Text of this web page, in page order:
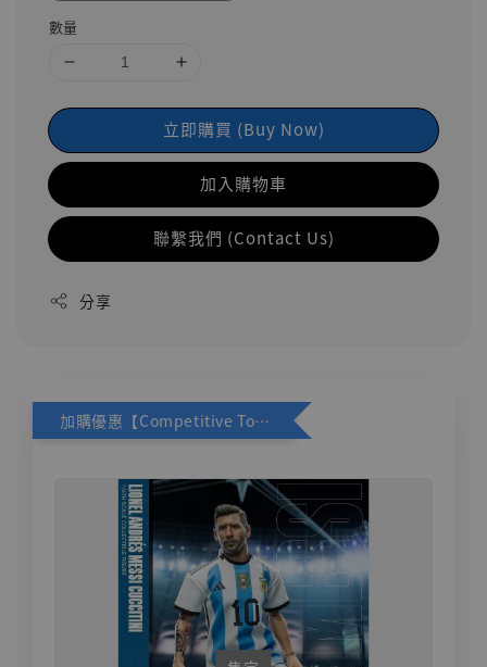
數量
立即購買 (Buy Now)
加入購物車
聯繫我們 (Contact Us)
分享
加購優惠【Competitive Toys 梅西 [CM001]】